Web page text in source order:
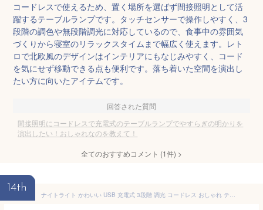
コードレスで使えるため、置く場所を選ばず間接照明として活
躍するテーブルランプです。タッチセンサーで操作しやすく、3
段階の調色や無段階調光に対応しているので、食事中の雰囲気
づくりから寝室のリラックスタイムまで幅広く使えます。レト
ロで北欧風のデザインはインテリアにもなじみやすく、コード
を気にせず移動できる点も便利です。落ち着いた空間を演出し
たい方に向いたアイテムです。
回答された質問
間接照明にコードレスで充電式のテーブルランプでやすらぎの明かりを
演出したい！おしゃれなのを教えて！
全てのおすすめコメント (1件) >
14th
ナイトライト かわいい USB 充電式 3段階 調光 コードレス おしゃれ テーブルランプ テーブルライト LED 北欧 授乳ライト 鳥 タッチ ベッドサイド スタンドランプ 寝室 子供 プレゼント ギフト キャンプ 送料無料